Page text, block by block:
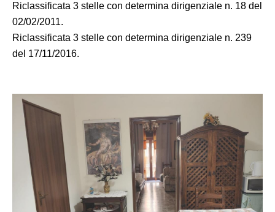
Riclassificata 3 stelle con determina dirigenziale n. 18 del
02/02/2011.
Riclassificata 3 stelle con determina dirigenziale n. 239
del 17/11/2016.